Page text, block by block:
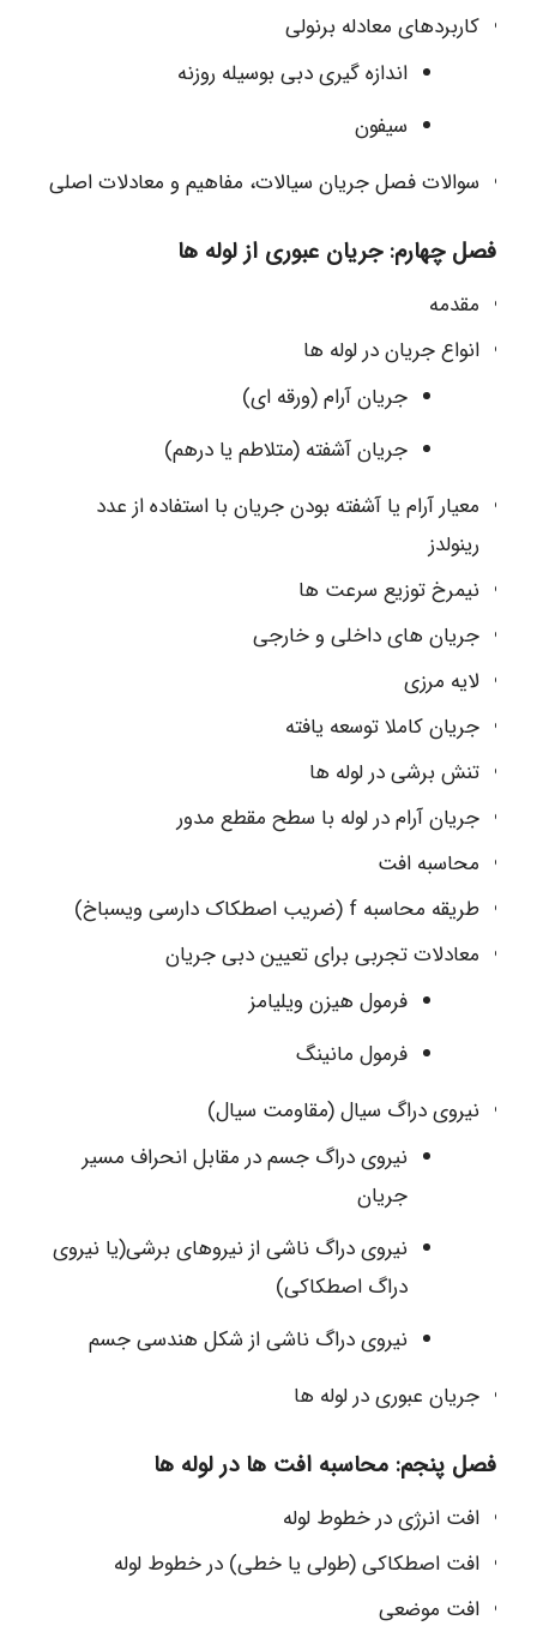
کاربردهای معادله برنولی
اندازه گیری دبی بوسیله روزنه
سیفون
سوالات فصل جریان سیالات، مفاهیم و معادلات اصلی
فصل چهارم: جریان عبوری از لوله ها
مقدمه
انواع جریان در لوله ها
جریان آرام (ورقه ای)
جریان آشفته (متلاطم یا درهم)
معیار آرام یا آشفته بودن جریان با استفاده از عدد
رینولدز
نیمرخ توزیع سرعت ها
جریان های داخلی و خارجی
لایه مرزی
جریان کاملا توسعه یافته
تنش برشی در لوله ها
جریان آرام در لوله با سطح مقطع مدور
محاسبه افت
طریقه محاسبه f (ضریب اصطکاک دارسی ویسباخ)
معادلات تجربی برای تعیین دبی جریان
فرمول هیزن ویلیامز
فرمول مانینگ
نیروی دراگ سیال (مقاومت سیال)
نیروی دراگ جسم در مقابل انحراف مسیر
جریان
نیروی دراگ ناشی از نیروهای برشی(یا نیروی
دراگ اصطکاکی)
نیروی دراگ ناشی از شکل هندسی جسم
جریان عبوری در لوله ها
فصل پنجم: محاسبه افت ها در لوله ها
افت انرژی در خطوط لوله
افت اصطكاکی (طولی يا خطی) در خطوط لوله
افت موضعی